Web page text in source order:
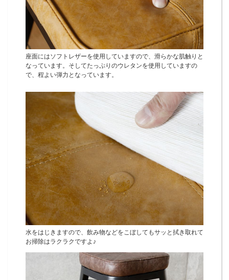
座面にはソフトレザーを使用していますので、滑らかな肌触りと
なっています。そしてたっぷりのウレタンを使用していますの
で、程よい弾力となっています。
水をはじきますので、飲み物などをこぼしてもサッと拭き取れて
お掃除はラクラクですよ♪